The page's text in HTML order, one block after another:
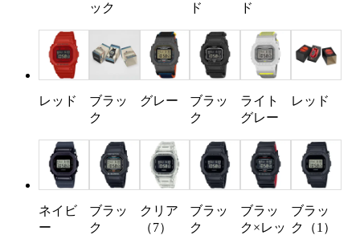
ック
ド
ド
レッド
ブラッ
ク
グレー
ブラッ
ク
ライト
グレー
レッド
ネイビ
ー
ブラッ
ク
クリア
（7）
ブラッ
ク
ブラッ
ク×レッ
ブラッ
ク（1）